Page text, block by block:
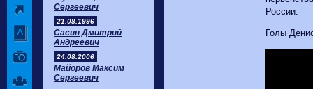
Сергеевич
21.08.1996
Сасин Дмитрий
Андреевич
24.08.2006
Майоров Максим
Сергеевич
России.
Голы